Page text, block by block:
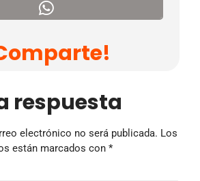
respuesta
electrónico no será publicada. Los
están marcados con *